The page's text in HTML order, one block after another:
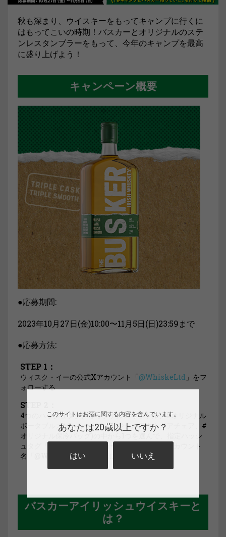
秋も深まり、ウイスキーをもってキャンプに行くに
はもってこいの時期！バスカーとオリジナルのステ
ンレスタンブラーをもって、今年のキャンプを最高
に盛り上げよう！
キャンペーン概要
●応募期間:
2023年10月27日(金)10:00〜11月5日(日)23:59まで
●応募方法:
STEP 1：
ウィスク・イーの公式Xアカウント「@WhiskeLtd 」をフ
ォローする
STEP 2：
4つのハッシュタグ(#オリジナルスキットル、#オリジナル
ポータブルスピーカー、#オリジナルアウトドアチェア、#
オリジナル保冷バッグ)の中から1つを選んで、指定ハッシ
ュタグ「#キャンプにバスカー持っていこ」、アカウント
名「@WhiskeLtd」と一緒にツイート！
バスカーアイリッシュウイスキーと
は？
このサイトはお酒に関する内容を含んでいます。
あなたは20歳以上ですか？
はい いいえ